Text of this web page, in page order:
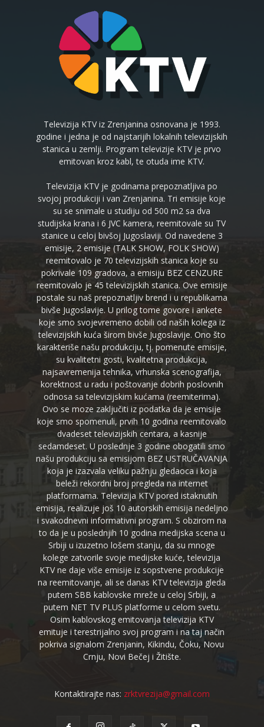
Televizija KTV iz Zrenjanina osnovana je 1993.
godine i jedna je od najstarijih lokalnih televizijskih
stanica u zemlji. Program televizije KTV je prvo
emitovan kroz kabl, te otuda ime KTV.
Televizija KTV je godinama prepoznatljiva po
svojoj produkciji i van Zrenjanina. Tri emisije koje
su se snimale u studiju od 500 m2 sa dva
studijska krana i 6 JVC kamera, reemitovale su TV
stanice u celoj bivšoj Jugoslaviji. Od navedene 3
emisije, 2 emisije (TALK SHOW, FOLK SHOW)
reemitovalo je 70 televizijskih stanica koje su
pokrivale 109 gradova, a emisiju BEZ CENZURE
reemitovalo je 45 televizijskih stanica. Ove emisije
postale su naš prepoznatljiv brend i u republikama
bivše Jugoslavije. U prilog tome govore i ankete
koje smo svojevremeno dobili od naših kolega iz
televizijskih kuća širom bivše Jugoslavije. Ono što
karakteriše našu produkciju, tj. pomenute emisije,
su kvalitetni gosti, kvalitetna produkcija,
najsavremenija tehnika, vrhunska scenografija,
korektnost u radu i poštovanje dobrih poslovnih
odnosa sa televizijskim kućama (reemiterima).
Ovo se moze zaključiti iz podatka da je emisije
koje smo spomenuli, prvih 10 godina reemitovalo
dvadeset televizijskih centara, a kasnije
sedamdeset. U poslednje 3 godine obogatili smo
našu produkciju sa emisijom BEZ USTRUČAVANJA
koja je izazvala veliku pažnju gledaoca i koja
beleži rekordni broj pregleda na internet
platformama. Televizija KTV pored istaknutih
emisija, realizuje još 10 autorskih emisija nedeljno
i svakodnevni informativni program. S obzirom na
to da je u poslednjih 10 godina medijska scena u
Srbiji u izuzetno lošem stanju, da su mnoge
kolege zatvorile svoje medijske kuće, televizija
KTV ne daje više emisije iz sopstvene produkcije
na reemitovanje, ali se danas KTV televizija gleda
putem SBB kablovske mreže u celoj Srbiji, a
putem NET TV PLUS platforme u celom svetu.
Osim kablovskog emitovanja televizija KTV
emituje i terestrijalno svoj program i na taj način
pokriva signalom Zrenjanin, Kikindu, Čoku, Novu
Crnju, Novi Bečej i Žitište.
Kontaktirajte nas: zrktvrezija@gmail.com